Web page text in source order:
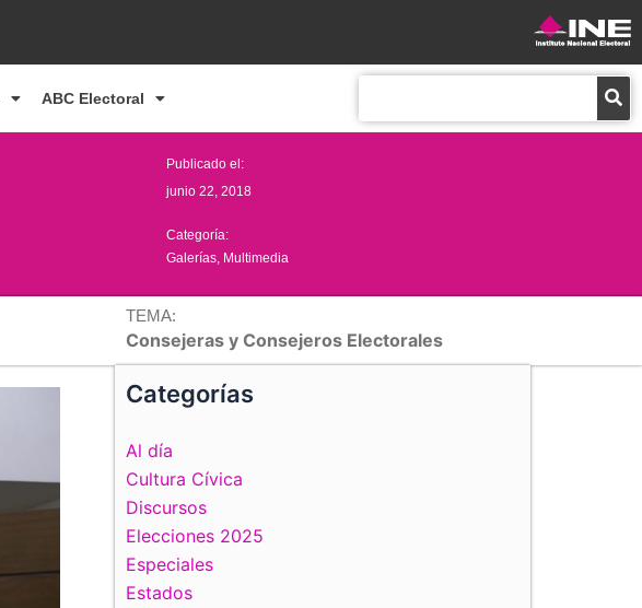
ABC Electoral
Publicado el:
junio 22, 2018
Categoría:
Galerías Multimedia
TEMA:
Consejeras y Consejeros Electorales
Categorías
Al día
Cultura Cívica
Discursos
Elecciones 2025
Especiales
Estados